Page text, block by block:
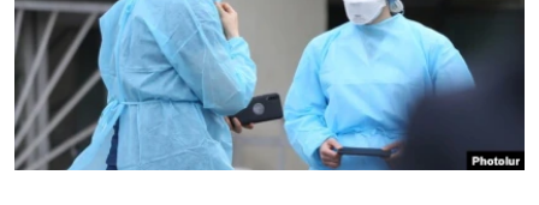
АРХИВ
Հայերեն
English